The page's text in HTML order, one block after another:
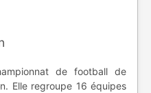
de football de
Elle regroupe 16 équipes